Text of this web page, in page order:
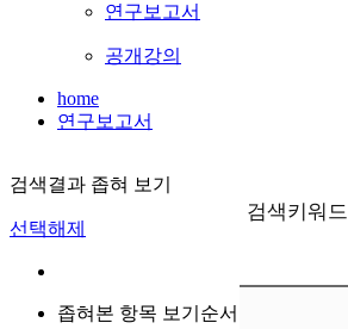
연구보고서
공개강의
home
연구보고서
검색결과 좁혀 보기
선택해제
좁혀본 항목 보기순서
검색키워드